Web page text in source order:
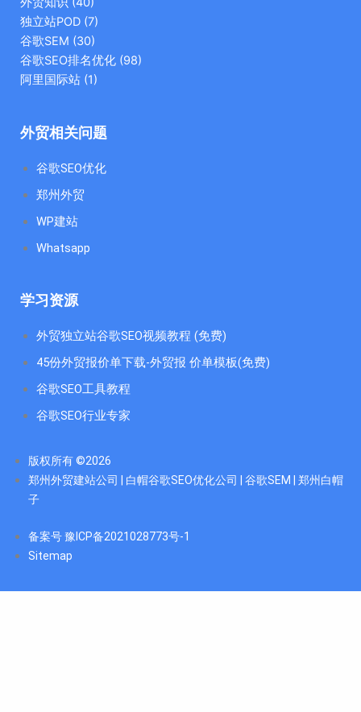
独立站POD (7)
谷歌SEM (30)
谷歌SEO排名优化 (98)
阿里国际站 (1)
外贸相关问题
谷歌SEO优化
郑州外贸
WP建站
Whatsapp
学习资源
外贸独立站谷歌SEO视频教程 (免费)
45份外贸报价单下载-外贸报 价单模板(免费)
谷歌SEO工具教程
谷歌SEO行业专家
版权所有 ©2026
郑州外贸建站公司 | 白帽谷歌SEO优化公司 | 谷歌SEM | 郑州白帽
子
备案号 豫ICP备2021028773号-1
Sitemap